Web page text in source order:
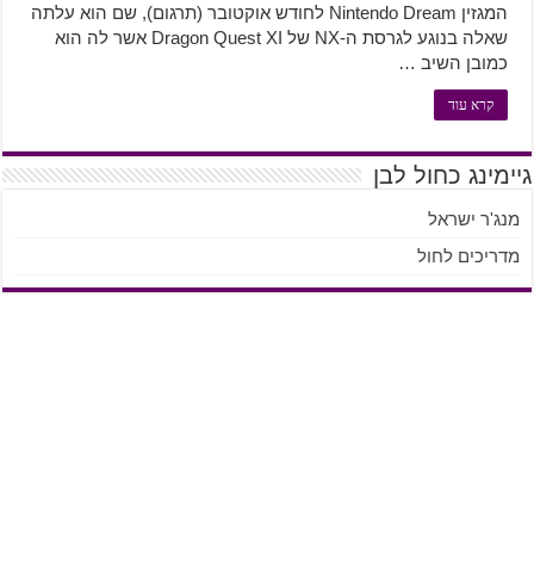
המגזין Nintendo Dream לחודש אוקטובר (תרגום), שם הוא עלתה
שאלה בנוגע לגרסת ה-NX של Dragon Quest XI אשר לה הוא
כמובן השיב …
קרא עוד
גיימינג כחול לבן
מנג'ר ישראל
מדריכים לחול